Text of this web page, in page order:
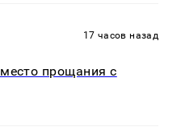
17 часов назад
прощания с